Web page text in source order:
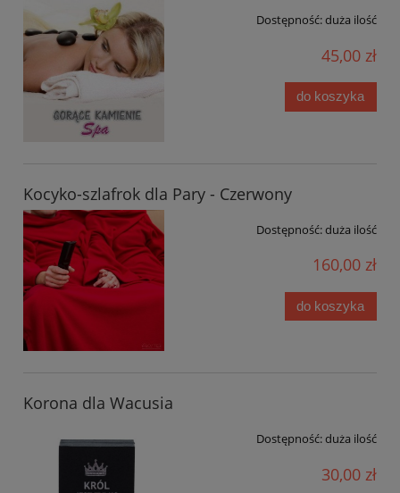
Dostępność:duża ilość
45,00 zł
do koszyka
Kocyko-szlafrok dla Pary - Czerwony
Dostępność:duża ilość
160,00 zł
do koszyka
Korona dla Wacusia
Dostępność:duża ilość
30,00 zł